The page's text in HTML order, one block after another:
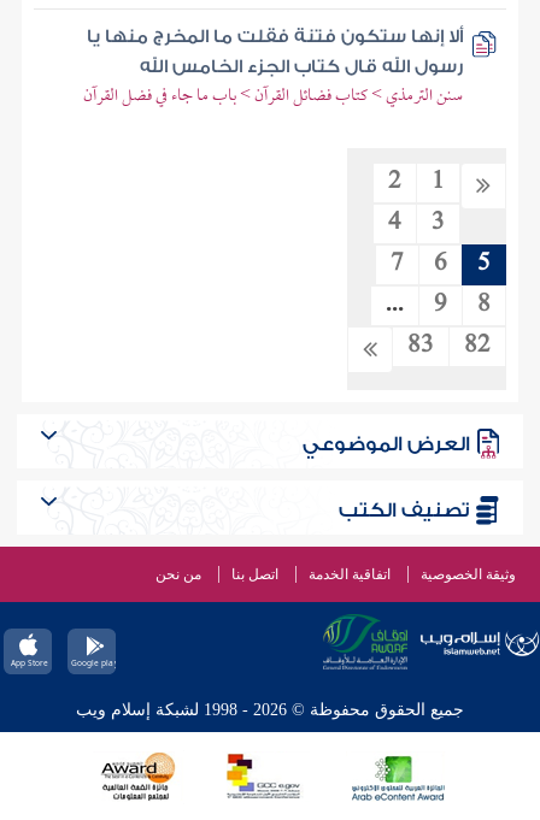
ألا إنها ستكون فتنة فقلت ما المخرج منها يا
رسول الله قال كتاب الجزء الخامس الله
سنن الترمذي > كتاب فضائل القرآن > باب ما جاء في فضل القرآن
1
2
3
4
5
6
7
8
9
...
82
83
العرض الموضوعي
تصنيف الكتب
وثيقة الخصوصية اتفاقية الخدمة اتصل بنا من نحن
جميع الحقوق محفوظة © 2026 - 1998 لشبكة إسلام ويب